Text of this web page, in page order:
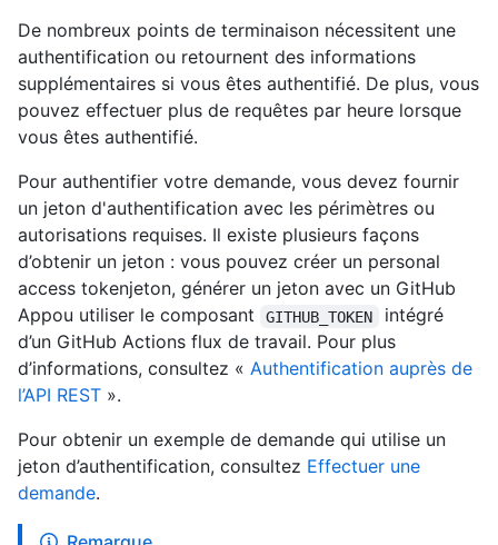
De nombreux points de terminaison nécessitent une
authentification ou retournent des informations
supplémentaires si vous êtes authentifié. De plus, vous
pouvez effectuer plus de requêtes par heure lorsque
vous êtes authentifié.
Pour authentifier votre demande, vous devez fournir
un jeton d'authentification avec les périmètres ou
autorisations requises. Il existe plusieurs façons
d’obtenir un jeton : vous pouvez créer un personal
access tokenjeton, générer un jeton avec un GitHub
Appou utiliser le composant
GITHUB_TOKEN
intégré
d’un GitHub Actions flux de travail. Pour plus
d’informations, consultez « Authentification auprès de
l’API REST ».
Pour obtenir un exemple de demande qui utilise un
jeton d’authentification, consultez Effectuer une
demande.